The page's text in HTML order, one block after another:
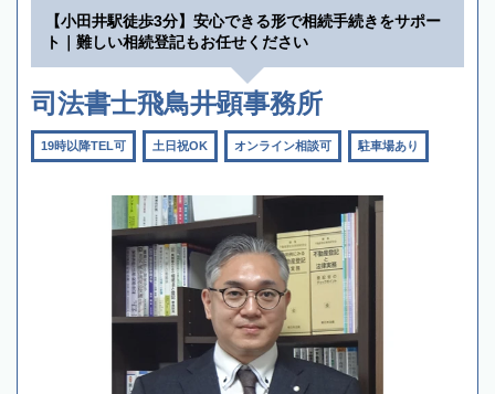
【小田井駅徒歩3分】安心できる形で相続手続きをサポー
ト｜難しい相続登記もお任せください
司法書士飛鳥井顕事務所
19時以降TEL可 土日祝OK オンライン相談可 駐車場あり